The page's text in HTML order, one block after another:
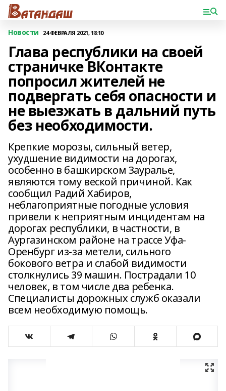
Новости 24 ФЕВРАЛЯ 2021, 18:10
Глава республики на своей
страничке ВКонтакте
попросил жителей не
подвергать себя опасности и
не выезжать в дальний путь
без необходимости.
Крепкие морозы, сильный ветер,
ухудшение видимости на дорогах,
особенно в башкирском Зауралье,
являются тому веской причиной. Как
сообщил Радий Хабиров,
неблагоприятные погодные условия
привели к неприятным инцидентам на
дорогах республики, в частности, в
Аургазинском районе на трассе Уфа-
Оренбург из-за метели, сильного
бокового ветра и слабой видимости
столкнулись 39 машин. Пострадали 10
человек, в том числе два ребенка.
Специалисты дорожных служб оказали
всем необходимую помощь.